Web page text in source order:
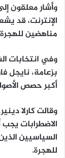
وأشار معلقون
الإنترنت، قد
مناهضين
وفي انتخابات
أكبر حصص
وقالت كارلا
الاضطرابات
السياسيين
للهجرة.